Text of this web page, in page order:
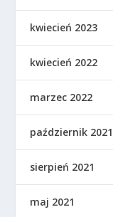
kwiecień 2023
kwiecień 2022
marzec 2022
październik 2021
sierpień 2021
maj 2021